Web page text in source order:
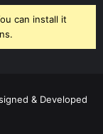
can install it
& Developed